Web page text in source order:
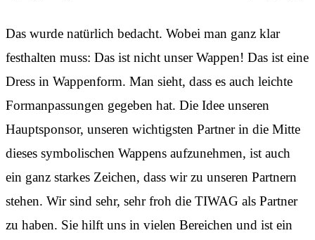
Das wurde natürlich bedacht. Wobei man ganz klar
festhalten muss: Das ist nicht unser Wappen! Das ist eine
Dress in Wappenform. Man sieht, dass es auch leichte
Formanpassungen gegeben hat. Die Idee unseren
Hauptsponsor, unseren wichtigsten Partner in die Mitte
dieses symbolischen Wappens aufzunehmen, ist auch
ein ganz starkes Zeichen, dass wir zu unseren Partnern
stehen. Wir sind sehr, sehr froh die TIWAG als Partner
zu haben. Sie hilft uns in vielen Bereichen und ist ein